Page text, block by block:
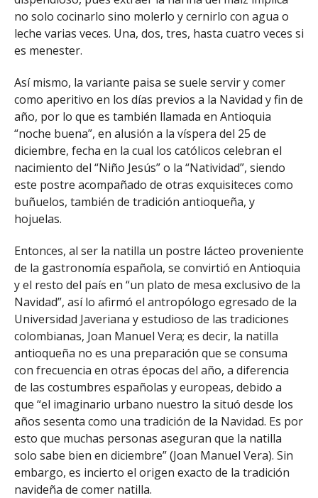
no solo cocinarlo sino molerlo y cernirlo con agua o
leche varias veces. Una, dos, tres, hasta cuatro veces si
es menester.
Así mismo, la variante paisa se suele servir y comer
como aperitivo en los días previos a la Navidad y fin de
año, por lo que es también llamada en Antioquia
“noche buena”, en alusión a la víspera del 25 de
diciembre, fecha en la cual los católicos celebran el
nacimiento del “Niño Jesús” o la “Natividad”, siendo
este postre acompañado de otras exquisiteces como
buñuelos, también de tradición antioqueña, y
hojuelas.
Entonces, al ser la natilla un postre lácteo proveniente
de la gastronomía española, se convirtió en Antioquia
y el resto del país en “un plato de mesa exclusivo de la
Navidad”, así lo afirmó el antropólogo egresado de la
Universidad Javeriana y estudioso de las tradiciones
colombianas, Joan Manuel Vera; es decir, la natilla
antioqueña no es una preparación que se consuma
con frecuencia en otras épocas del año, a diferencia
de las costumbres españolas y europeas, debido a
que “el imaginario urbano nuestro la situó desde los
años sesenta como una tradición de la Navidad. Es por
esto que muchas personas aseguran que la natilla
solo sabe bien en diciembre” (Joan Manuel Vera). Sin
embargo, es incierto el origen exacto de la tradición
navideña de comer natilla.